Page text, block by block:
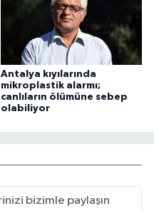
Antalya kıyılarında
mikroplastik alarmı;
canlıların ölümüne sebep
olabiliyor